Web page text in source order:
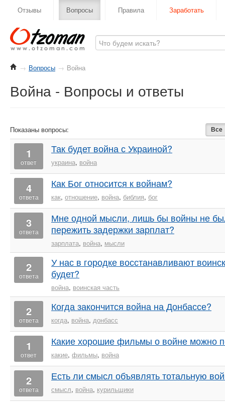
Отзывы Вопросы Правила Заработать
→ Вопросы → Война
Война - Вопросы и ответы
Показаны вопросы: Все
1
ответ
Так будет война с Украиной?
украина, война
4
ответа
Как Бог относится к войнам?
как, отношение, война, библия, бог
3
ответа
Мне одной мысли, лишь бы войны не
пережить задержки зарплат?
зарплата, война, мысли
2
ответа
У нас в городке восстанавливают
будет?
война, воинская часть
2
ответа
Когда закончится война на Донбассе?
когда, война, донбасс
1
ответ
Какие хорошие фильмы о войне можно
какие, фильмы, война
2
ответа
Есть ли смысл объявлять тотальную
смысл, война, курильщики